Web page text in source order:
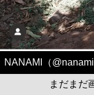
NANAMI（
まだまだ